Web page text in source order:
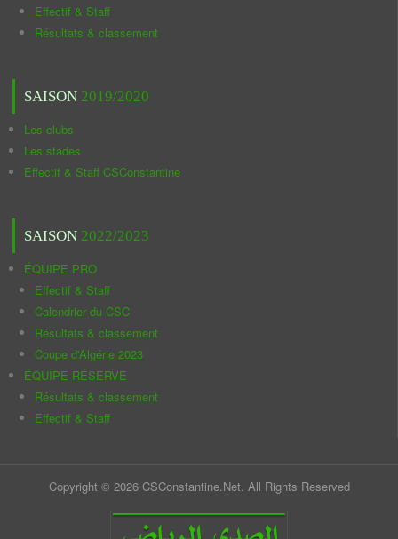
Effectif & Staff
Résultats & classement
SAISON 2019/2020
Les clubs
Les stades
Effectif & Staff CSConstantine
SAISON 2022/2023
ÉQUIPE PRO
Effectif & Staff
Calendrier du CSC
Résultats & classement
Coupe d'Algérie 2023
ÉQUIPE RÉSERVE
Résultats & classement
Effectif & Staff
Copyright © 2026 CSConstantine.Net. All Rights Reserved